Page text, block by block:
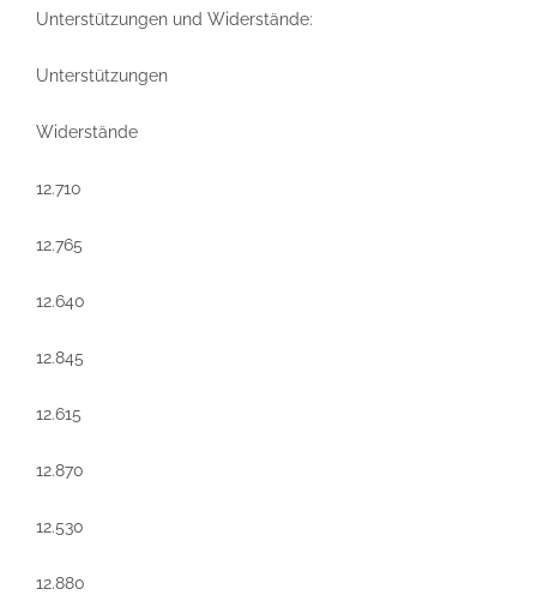
Unterstützungen und Widerstände:
Unterstützungen
Widerstände
12.710
12.765
12.640
12.845
12.615
12.870
12.530
12.880